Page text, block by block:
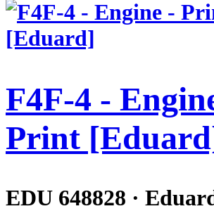
F4F-4 -
Print
EDU 648828 ·